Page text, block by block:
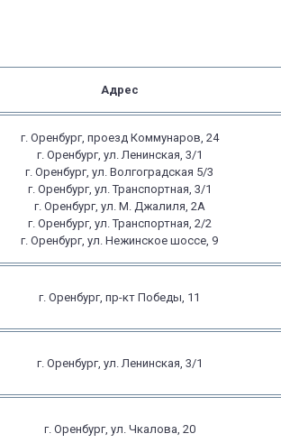
Адрес
г. Оренбург, проезд Коммунаров, 24
г. Оренбург, ул. Ленинская, 3/1
г. Оренбург, ул. Волгоградская 5/3
г. Оренбург, ул. Транспортная, 3/1
г. Оренбург, ул. М. Джалиля, 2А
г. Оренбург, ул. Транспортная, 2/2
г. Оренбург, ул. Нежинское шоссе, 9
г. Оренбург, пр-кт Победы, 11
г. Оренбург, ул. Ленинская, 3/1
г. Оренбург, ул. Чкалова, 20